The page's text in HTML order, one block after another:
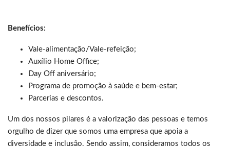
Benefícios:
Vale-alimentação/Vale-refeição; ​
Auxílio Home Office;
Day Off aniversário;
Programa de promoção à saúde e bem-estar;​
Parcerias e descontos.​
Um dos nossos pilares é a valorização das pessoas e temos
orgulho de dizer que somos uma empresa que apoia a
diversidade e inclusão. Sendo assim, consideramos todos os